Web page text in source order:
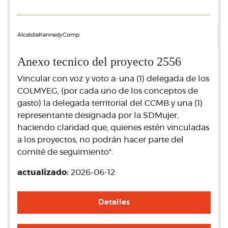
AlcaldiaKennedyComp
Anexo tecnico del proyecto 2556
Vincular con voz y voto a: una (1) delegada de los
COLMYEG, (por cada uno de los conceptos de
gasto) la delegada territorial del CCMB y una (1)
representante designada por la SDMujer,
haciendo claridad que, quienes estén vinculadas
a los proyectos, no podrán hacer parte del
comité de seguimiento".
actualizado: 2026-06-12
Detalles